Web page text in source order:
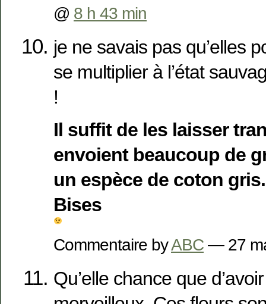
@ 8 h 43 min
je ne savais pas qu’elles
se multiplier à l’état
!
Il suffit de les laisser
envoient beaucoup de
un espèce de coton gris.
Bises
Commentaire byABC — 27
Qu’elle chance que